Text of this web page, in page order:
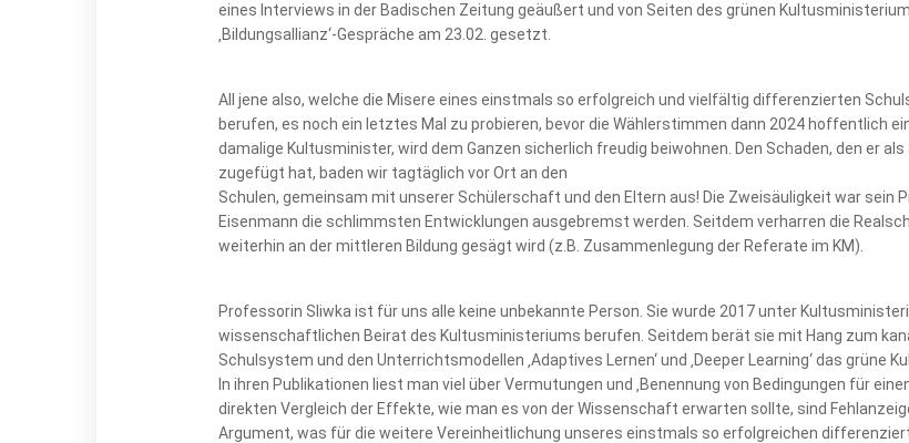
eines Interviews in der Badischen Zeitung geäußert und von Seiten des grünen
‚Bildungsallianz‘-Gespräche am 23.02. gesetzt.
All jene also, welche die Misere eines einstmals so erfolgreich und vielfältig differenzierten
berufen, es noch ein letztes Mal zu probieren, bevor die Wählerstimmen dann 2024 hoffentlich
damalige Kultusminister, wird dem Ganzen sicherlich freudig beiwohnen. Den Schaden, den er
zugefügt hat, baden wir tagtäglich vor Ort an den
Schulen, gemeinsam mit unserer Schülerschaft und den Eltern aus! Die Zweisäuligkeit war sein
Eisenmann die schlimmsten Entwicklungen ausgebremst werden. Seitdem verharren die
weiterhin an der mittleren Bildung gesägt wird (z.B. Zusammenlegung der Referate im KM).
Professorin Sliwka ist für uns alle keine unbekannte Person. Sie wurde 2017 unter
wissenschaftlichen Beirat des Kultusministeriums berufen. Seitdem berät sie mit Hang zum
Schulsystem und den Unterrichtsmodellen ‚Adaptives Lernen‘ und ‚Deeper Learning‘ das grüne
In ihren Publikationen liest man viel über Vermutungen und ‚Benennung von Bedingungen für
direkten Vergleich der Effekte, wie man es von der Wissenschaft erwarten sollte, sind
Argument, was für die weitere Vereinheitlichung unseres einstmals so erfolgreichen